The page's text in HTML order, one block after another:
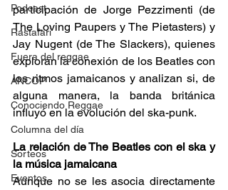
Podcast
Rastafari
Fuera del reggae
ANCOP
Conociendo Reggae
Columna del día
Sorteos
Eventos
participación de Jorge Pezzimenti (de
The Loving Paupers y The Pietasters) y
Jay Nugent (de The Slackers), quienes
exploran la conexión de los Beatles con
los ritmos jamaicanos y analizan si, de
alguna manera, la banda británica
influyó en la evolución del ska-punk.
La relación de The Beatles con el ska y
la música jamaicana
Aunque no se les asocia directamente